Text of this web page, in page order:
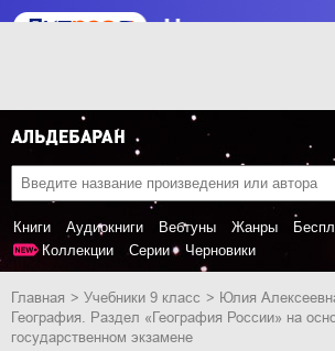
Книги Аудиокниги Вебтуны Жанры
Коллекции
Серии Черновики
Главная учебники 9 класс
Юлия
География. Раздел «География России» на основном
государственном экзамене